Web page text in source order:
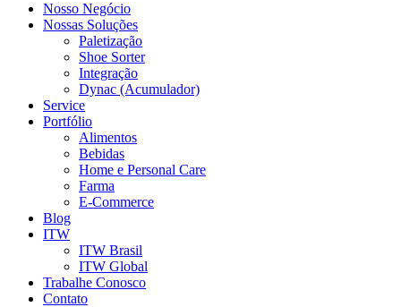
Nosso Negócio
Nossas Soluções
Paletização
Shoe Sorter
Integração
Dynac (Acumulador)
Service
Portfólio
Alimentos
Bebidas
Home e Personal Care
Farma
E-Commerce
Blog
ITW
ITW Brasil
ITW Global
Trabalhe Conosco
Contato